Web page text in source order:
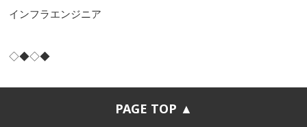
インフラエンジニア
◇◆◇◆
PAGE TOP ▲